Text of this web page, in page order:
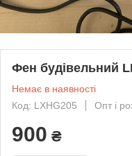
Фен будівельний
Немає в наявності
Код: LXHG205
Опт і
900 ₴